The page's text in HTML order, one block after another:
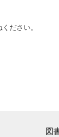
ださい。
図